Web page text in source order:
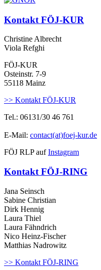
Kontakt FÖJ-KUR
Christine Albrecht
Viola Refghi
FÖJ-KUR
Osteinstr. 7-9
55118 Mainz
>> Kontakt FÖJ-KUR
Tel.: 06131/30 46 761
E-Mail: contact(at)foej-kur.de
FÖJ RLP aufInstagram
Kontakt FÖJ-RING
Jana Seinsch
Sabine Christian
Dirk Hennig
Laura Thiel
Laura Fähndrich
Nico Heinz-Fischer
Matthias Nadrowitz
>> Kontakt FÖJ-RING